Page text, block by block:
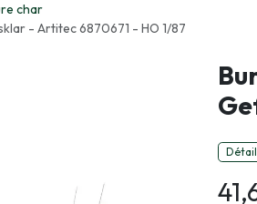
char
- Artitec 6870671 - HO 1/87